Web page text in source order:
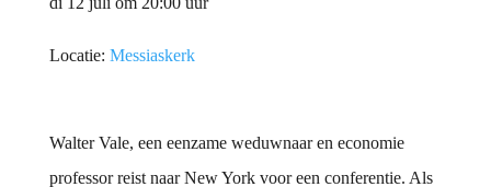
Locatie: Messiaskerk
Walter Vale, een eenzame weduwnaar en economie
professor reist naar New York voor een conferentie. Als